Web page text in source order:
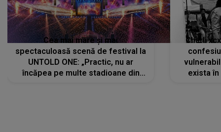
Cea mai mare și mai
spectaculoasă scenă de festival la
UNTOLD ONE: „Practic, nu ar
încăpea pe multe stadioane din
Charli
exista